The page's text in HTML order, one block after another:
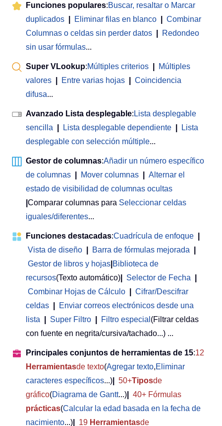
Funciones populares:Buscar, resaltar o Marcar
duplicados
Eliminar filas en blanco
Combinar
Columnas o celdas sin perder datos
Redondeo
sin usar fórmulas...
Super VLookup:Múltiples criterios
Múltiples
valores
Entre varias hojas
Coincidencia
difusa...
Avanzado Lista desplegable: Lista desplegable
sencilla
Lista desplegable dependiente
Lista
desplegable con selección múltiple...
Gestor de columnas:Añadir un número específico
de columnas
Mover columnas
Alternar el
estado de visibilidad de columnas ocultas
Comparar columnas para Seleccionar celdas
iguales/diferentes...
Funciones destacadas:Cuadrícula de enfoque
Vista de diseño
Barra de fórmulas mejorada
Gestor de libros y hojas Biblioteca de
recursos(Texto automático) Selector de Fecha
Combinar Hojas de Cálculo
Cifrar/Descifrar
celdas
Enviar correos electrónicos desde una
lista
Super Filtro Filtro especial (Filtrar celdas
con fuente en negrita/cursiva/tachado...) ...
Principales conjuntos de herramientas de 15:12
Herramientasde texto(Agregar texto,Eliminar
caracteres específicos...) 50+Tiposde
gráfico(Diagrama de Gantt...)
40+ Fórmulas
prácticas(Calcular la edad basada en la fecha de
nacimiento...) 19 Herramientasde